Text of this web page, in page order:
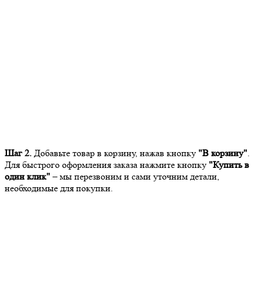
Шаг 2. Добавьте товар в корзину, нажав кнопку "В корзину".
Для быстрого оформления заказа нажмите кнопку "Купить в
один клик" – мы перезвоним и сами уточним детали,
необходимые для покупки.